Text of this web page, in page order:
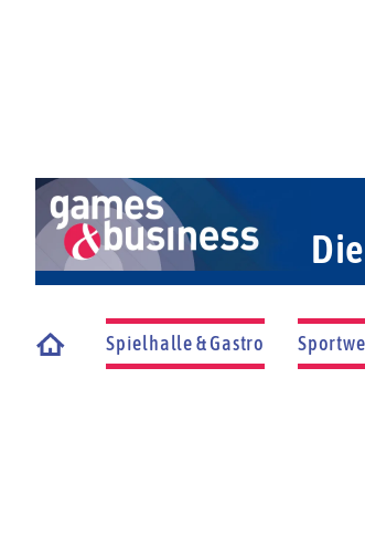
Spielhalle & Gastro